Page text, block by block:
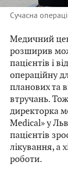
Сучасна
Медичний
розширив
пацієнтів і
операційну
планових та
втручань.
директорка
Medical» у
пацієнтів
лікування, а
роботи.